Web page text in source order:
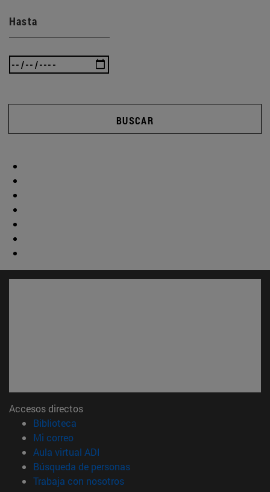
Hasta
BUSCAR
Accesos directos
Biblioteca
Mi correo(abre en nueva ventana)
Aula virtual ADI
Búsqueda de personas(abre en nueva ventana)
Trabaja con nosotros(abre en nueva ventana)